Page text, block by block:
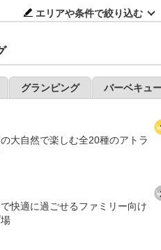
エリアや条件で絞り込む
グランピング バーベキュ
大自然で楽しむ全20種のアトラ
快適に過ごせるファミリー向け